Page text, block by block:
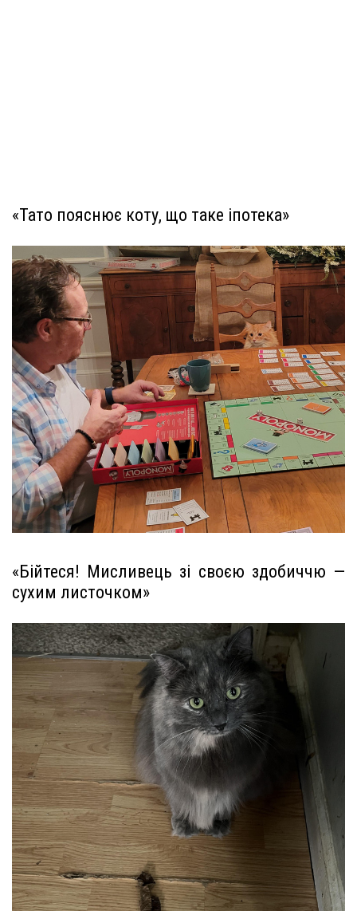
«Тато пояснює коту, що таке іпотека»
«Бійтеся! Мисливець зі своєю здобиччю —
сухим листочком»